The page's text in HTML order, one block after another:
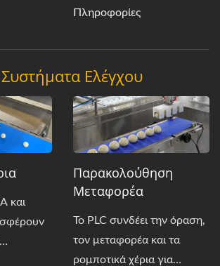
πρότυπα.
Πληροφορίες
Ελέγχου
και
Παρακολούθηση
Μεταφορέα
Το PLC συνδέει την όραση,
τον μεταφορέα και τα
ρομποτικά χέρια για